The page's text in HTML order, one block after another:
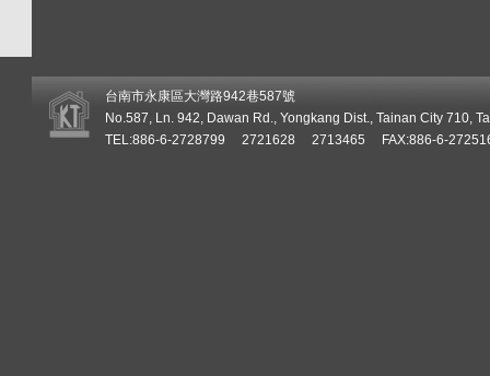
台南市永康區大灣路942巷587號
No.587, Ln. 942, Dawan Rd., Yongkang Dist., Tainan City 710,
TEL:886-6-2728799 2721628 2713465 FAX:886-6-